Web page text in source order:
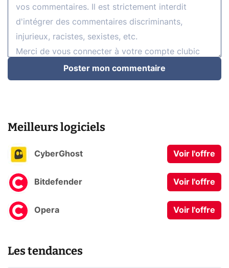
Poster mon commentaire
Meilleurs logiciels
CyberGhost Voir l'offre
Bitdefender Voir l'offre
Opera Voir l'offre
Les tendances